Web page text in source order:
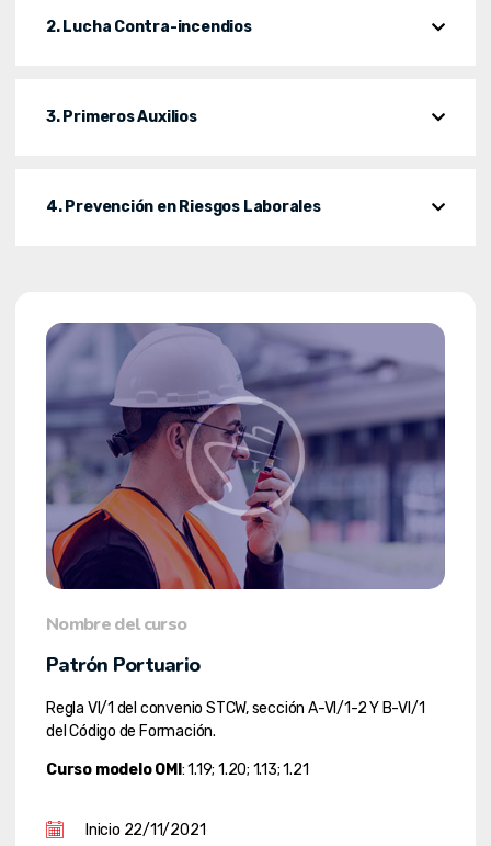
2. Lucha Contra-incendios
3. Primeros Auxilios
4. Prevención en Riesgos Laborales
Nombre del curso
Patrón Portuario
Regla VI/1 del convenio STCW, sección A-VI/1-2 Y B-VI/1
del Código de Formación.
Curso modelo OMI : 1.19; 1.20; 1.13; 1.21
Inicio 22/11/2021